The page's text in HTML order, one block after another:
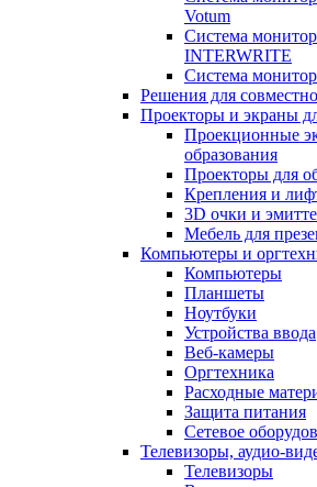
Votum
Система
INTERWRITE
Система
Решения для
Проекторы и экраны
Проекционные
образования
Проекторы для
Крепления и
3D очки и
Мебель для
Компьютеры и
Компьютеры
Планшеты
Ноутбуки
Устройства ввода
Веб-камеры
Оргтехника
Расходные
Защита питания
Сетевое
Телевизоры, аудио-
Телевизоры